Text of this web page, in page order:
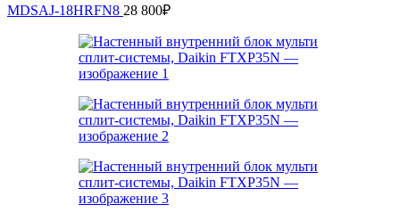
MDSAJ-18HRFN8 28 800₽